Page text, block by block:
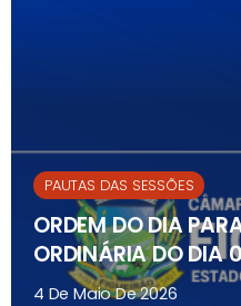
PAUTAS DAS SESSÕES
ORDEM DO DIA
ORDINÁRIA DO DIA
4 De Maio De 2026